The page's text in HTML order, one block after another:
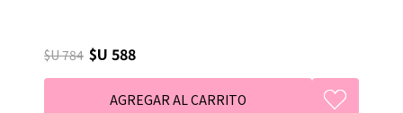
$U 784 $U 588